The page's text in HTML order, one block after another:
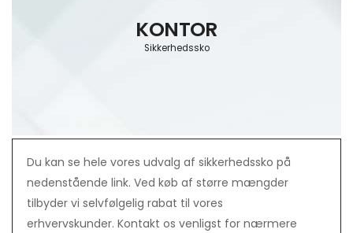
KONTOR
Sikkerhedssko
Du kan se hele vores udvalg af sikkerhedssko på
nedenstående link. Ved køb af større mængder
tilbyder vi selvfølgelig rabat til vores
erhvervskunder. Kontakt os venligst for nærmere